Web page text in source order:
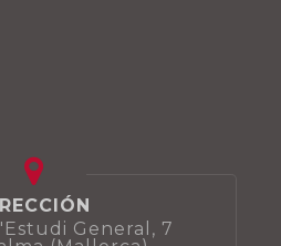
General, 7